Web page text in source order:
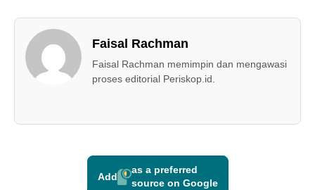
Faisal Rachman
Faisal Rachman memimpin dan mengawasi
proses editorial Periskop.id.
Add
as a preferred
source on Google